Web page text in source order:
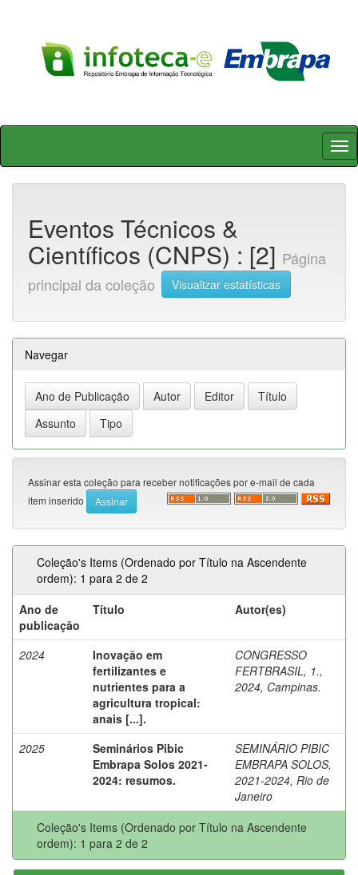
Skip
Eventos Técnicos &
Científicos (CNPS) : [2] Página
principal da coleção
Visualizar estatísticas
Navegar
Assinar esta coleção para receber notificações por e-mail de cada
item inserido
Coleção's Items (Ordenado por Título na Ascendente
ordem): 1 para 2 de 2
Ano de
publicação
Título Autor(es)
2024
Inovação em
fertilizantes e
nutrientes para a
agricultura tropical:
anais [...].
CONGRESSO
FERTBRASIL, 1.,
2024, Campinas.
2025
Seminários Pibic
Embrapa Solos 2021-
2024: resumos.
SEMINÁRIO PIBIC
EMBRAPA SOLOS,
2021-2024, Rio de
Janeiro
Coleção's Items (Ordenado por Título na Ascendente
ordem): 1 para 2 de 2